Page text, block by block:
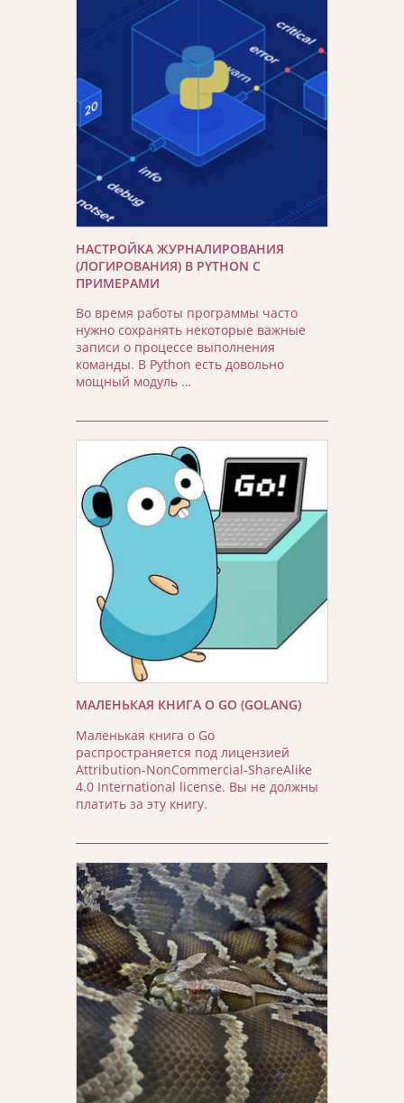
НАСТРОЙКА ЖУРНАЛИРОВАНИЯ
(ЛОГИРОВАНИЯ) В PYTHON С
ПРИМЕРАМИ
Во время работы программы часто
нужно сохранять некоторые важные
записи о процессе выполнения
команды. В Python есть довольно
мощный модуль …
МАЛЕНЬКАЯ КНИГА О GO (GOLANG)
Маленькая книга о Go
распространяется под лицензией
Attribution-NonCommercial-ShareAlike
4.0 International license. Вы не должны
платить за эту книгу.